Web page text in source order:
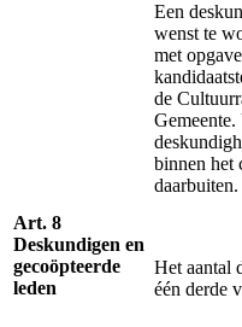
Art. 8
Deskundigen en
gecoöpteerde
leden
Een
wenst te
met
de
binnen het
daarbuiten.
Het aantal
één derde